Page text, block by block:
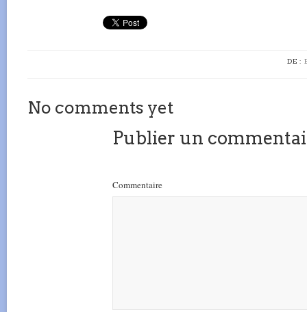
DE :
No comments yet
Publier un
Commentaire